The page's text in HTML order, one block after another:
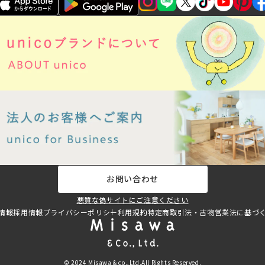
お問い合わせ
悪質な偽サイトにご注意ください
報採用情報プライバシーポリシー利用規約特定商取引法・古物営業法に基づ
© 2024 Misawa & co.,Ltd.All Rights Reserved.